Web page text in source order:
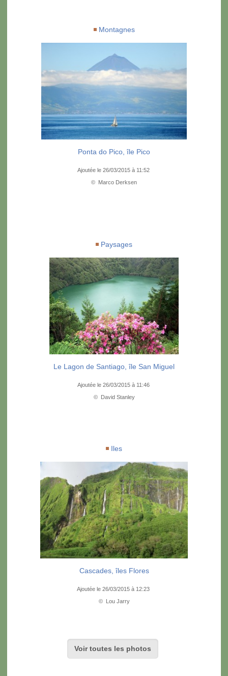
Montagnes
Ponta do Pico, île Pico
Ajoutée le 26/03/2015 à 11:52
© Marco Derksen
Paysages
Le Lagon de Santiago, île San Miguel
Ajoutée le 26/03/2015 à 11:46
© David Stanley
Iles
Cascades, îles Flores
Ajoutée le 26/03/2015 à 12:23
© Lou Jarry
Voir toutes les photos